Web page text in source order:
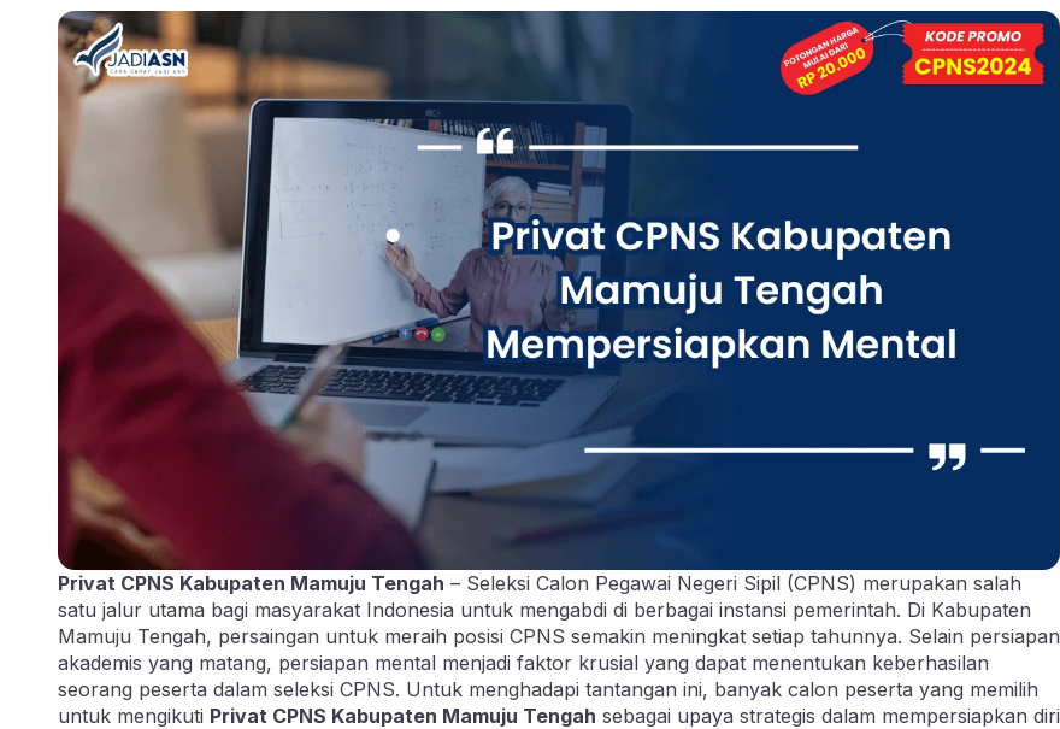
Privat CPNS Kabupaten Mamuju Tengah – Seleksi Calon Pegawai Negeri Sipil (CPNS) merupakan salah
satu jalur utama bagi masyarakat Indonesia untuk mengabdi di berbagai instansi pemerintah. Di Kabupaten
Mamuju Tengah, persaingan untuk meraih posisi CPNS semakin meningkat setiap tahunnya. Selain persiapan
akademis yang matang, persiapan mental menjadi faktor krusial yang dapat menentukan keberhasilan
seorang peserta dalam seleksi CPNS. Untuk menghadapi tantangan ini, banyak calon peserta yang memilih
untuk mengikuti Privat CPNS Kabupaten Mamuju Tengah sebagai upaya strategis dalam mempersiapkan diri